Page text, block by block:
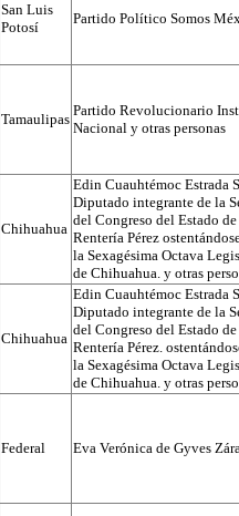
San Luis
Potosí
Partido Político Somos
Tamaulipas
Partido Revolucionario
Nacional y otras personas
Chihuahua
Edin Cuauhtémoc Estrada
Diputado integrante de la
del Congreso del Estado
Rentería Pérez
la Sexagésima Octava
de Chihuahua. y otras
Chihuahua
Edin Cuauhtémoc Estrada
Diputado integrante de la
del Congreso del Estado
Rentería Pérez.
la Sexagésima Octava
de Chihuahua. y otras
Federal Eva Verónica de Gyves